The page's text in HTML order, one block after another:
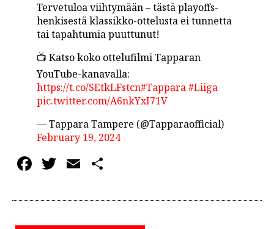
Tervetuloa viihtymään – tästä playoffs-
henkisestä klassikko-ottelusta ei tunnetta
tai tapahtumia puuttunut!
📺 Katso koko ottelufilmi Tapparan
YouTube-kanavalla:
https://t.co/SEtkLFstcn#Tappara#Liiga
pic.twitter.com/A6nkYxI71V
— Tappara Tampere (@Tapparaofficial)
February 19, 2024
Facebook
Twitter
Email